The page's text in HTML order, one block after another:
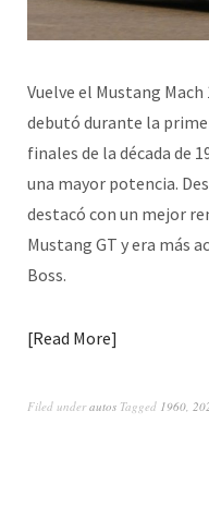
Vuelve el Mustang
debutó durante la
finales de la década de
una mayor potencia.
destacó con un mejor
Mustang GT y era más
Boss.
Read More
Filed underautos Tagged 1960